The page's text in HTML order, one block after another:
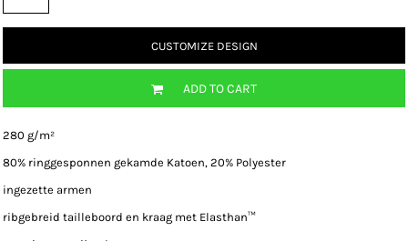
CUSTOMIZE DESIGN
ADD TO CART
280 g/m²
80% ringgesponnen gekamde Katoen, 20% Polyester
ingezette armen
ribgebreid tailleboord en kraag met Elasthan™